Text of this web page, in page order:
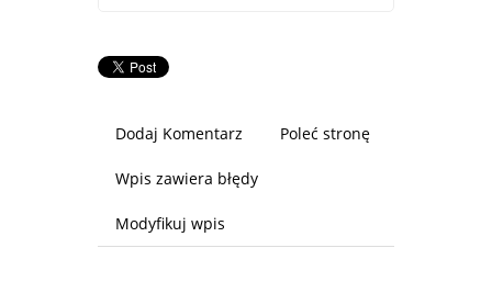
Dodaj Komentarz Poleć stronę
Wpis zawiera błędy
Modyfikuj wpis